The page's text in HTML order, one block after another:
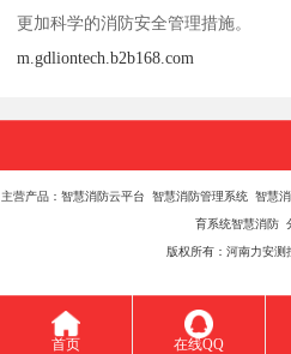
更加科学的消防安全管理措施。
m.gdliontech.b2b168.com
主营产品：智慧消防云平台 智慧消防管理系统 智慧
育系统智慧消防
版权所有：河南力安测
首页 在线QQ